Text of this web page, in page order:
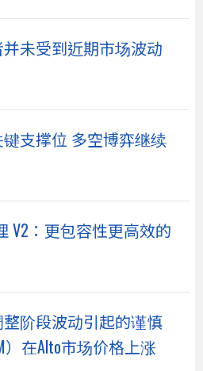
未受到近期市场波动
支撑位 多空博弈继续
V2：更包容性更高效的
阶段波动引起的谨慎
）在Alto市场价格上涨